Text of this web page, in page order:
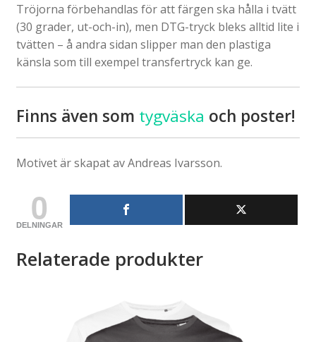
Tröjorna förbehandlas för att färgen ska hålla i tvätt
(30 grader, ut-och-in), men DTG-tryck bleks alltid lite i
tvätten – å andra sidan slipper man den plastiga
känsla som till exempel transfertryck kan ge.
Finns även som tygväska och poster!
Motivet är skapat av Andreas Ivarsson.
0
DELNINGAR
Relaterade produkter